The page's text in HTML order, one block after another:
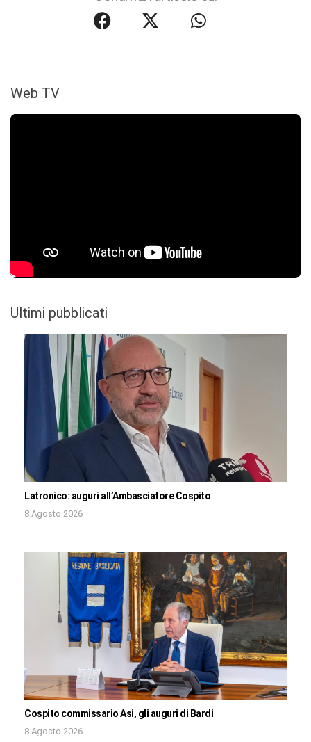
Web TV
Ultimi pubblicati
Latronico: auguri all’Ambasciatore Cospito
8 Agosto 2026
Cospito commissario Asi, gli auguri di Bardi
8 Agosto 2026